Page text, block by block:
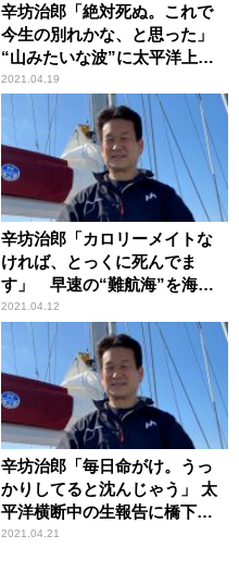
辛坊治郎「絶対死ぬ。これで
今生の別れかな、と思った」
“山みたいな波”に太平洋上で
襲われる
2021.04.19
辛坊治郎「カロリーメイトな
ければ、とっくに死んでま
す」 早速の“難航海”を海上
から電話レポート
2021.04.12
辛坊治郎「毎日命がけ。うっ
かりしてると沈んじゃう」 太
平洋横断中の生報告に橋下徹
も脱帽
2021.04.21